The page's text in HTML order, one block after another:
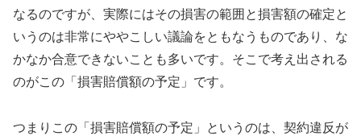
なるのですが、実際にはその損害の範囲と損害額の確定と
いうのは非常にややこしい議論をともなうものであり、な
かなか合意できないことも多いです。そこで考え出される
のがこの「損害賠償額の予定」です。
つまりこの「損害賠償額の予定」というのは、契約違反が